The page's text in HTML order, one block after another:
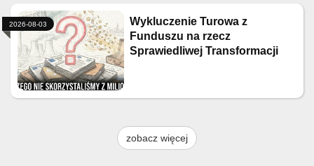
Wykluczenie Turowa z
Funduszu na rzecz
Sprawiedliwej Transformacji
2026-08-03
zobacz więcej